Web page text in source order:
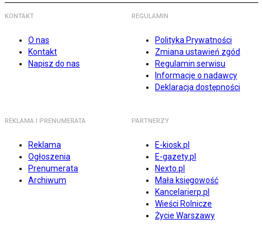
KONTAKT
O nas
Kontakt
Napisz do nas
REGULAMIN
Polityka Prywatności
Zmiana ustawień zgód
Regulamin serwisu
Informacje o nadawcy
Deklaracja dostępności
REKLAMA I PRENUMERATA
Reklama
Ogłoszenia
Prenumerata
Archiwum
PARTNERZY
E-kiosk.pl
E-gazety.pl
Nexto.pl
Mała księgowość
Kancelarierp.pl
Wieści Rolnicze
Życie Warszawy